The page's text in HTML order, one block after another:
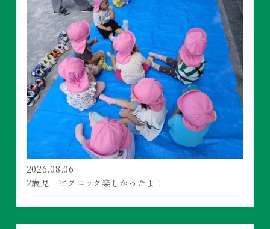
2026.08.06
2歳児 ピクニック楽しかったよ！